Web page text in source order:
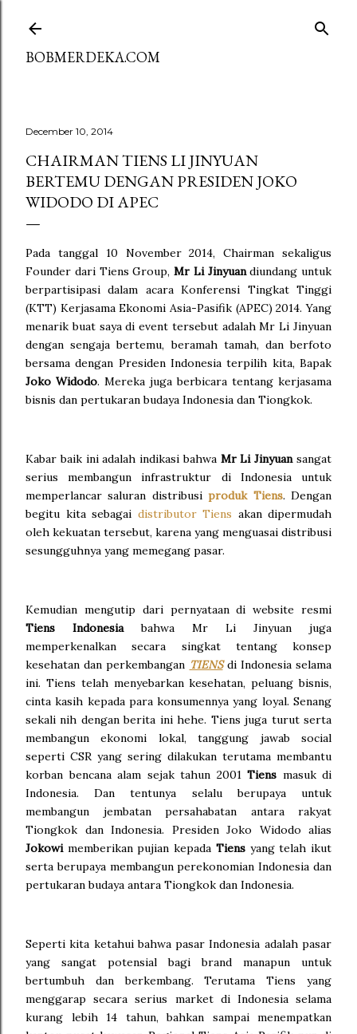
BOBMERDEKA.COM
December 10, 2014
CHAIRMAN TIENS LI JINYUAN
BERTEMU DENGAN PRESIDEN JOKO
WIDODO DI APEC
Pada tanggal 10 November 2014, Chairman sekaligus
Founder dari Tiens Group, Mr Li Jinyuandiundang untuk
berpartisipasi dalam acara Konferensi Tingkat Tinggi
(KTT) Kerjasama Ekonomi Asia-Pasifik (APEC) 2014. Yang
menarik buat saya di event tersebut adalah Mr Li Jinyuan
dengan sengaja bertemu, beramah tamah, dan berfoto
bersama dengan Presiden Indonesia terpilih kita, Bapak
Joko Widodo. Mereka juga berbicara tentang kerjasama
bisnis dan pertukaran budaya Indonesia dan Tiongkok.
Kabar baik ini adalah indikasi bahwa Mr Li Jinyuansangat
serius membangun infrastruktur di Indonesia untuk
memperlancar saluran distribusiproduk Tiens. Dengan
begitu kita sebagai distributor Tiens akan dipermudah
oleh kekuatan tersebut, karena yang menguasai distribusi
sesungguhnya yang memegang pasar.
Kemudian mengutip dari pernyataan di website resmi
Tiens Indonesiabahwa Mr Li Jinyuan juga
memperkenalkan secara singkat tentang konsep
kesehatan dan perkembangan TIENSdi Indonesia selama
ini. Tiens telah menyebarkan kesehatan, peluang bisnis,
cinta kasih kepada para konsumennya yang loyal. Senang
sekali nih dengan berita ini hehe. Tiens juga turut serta
membangun ekonomi lokal, tanggung jawab social
seperti CSR yang sering dilakukan terutama membantu
korban bencana alam sejak tahun 2001 Tiens masuk di
Indonesia. Dan tentunya selalu berupaya untuk
membangun jembatan persahabatan antara rakyat
Tiongkok dan Indonesia. Presiden Joko Widodo alias
Jokowimemberikan pujian kepada Tiensyang telah ikut
serta berupaya membangun perekonomian Indonesia dan
pertukaran budaya antara Tiongkok dan Indonesia.
Seperti kita ketahui bahwa pasar Indonesia adalah pasar
yang sangat potensial bagi brand manapun untuk
bertumbuh dan berkembang. Terutama Tiens yang
menggarap secara serius market di Indonesia selama
kurang lebih 14 tahun, bahkan sampai menempatkan